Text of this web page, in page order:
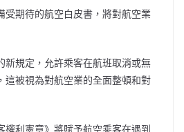
受期待的航空白皮書，將對航空業
新規定，允許乘客在航班取消或無
這被視為對航空業的全面整頓和對
權利憲章》將賦予航空乘客在遇到